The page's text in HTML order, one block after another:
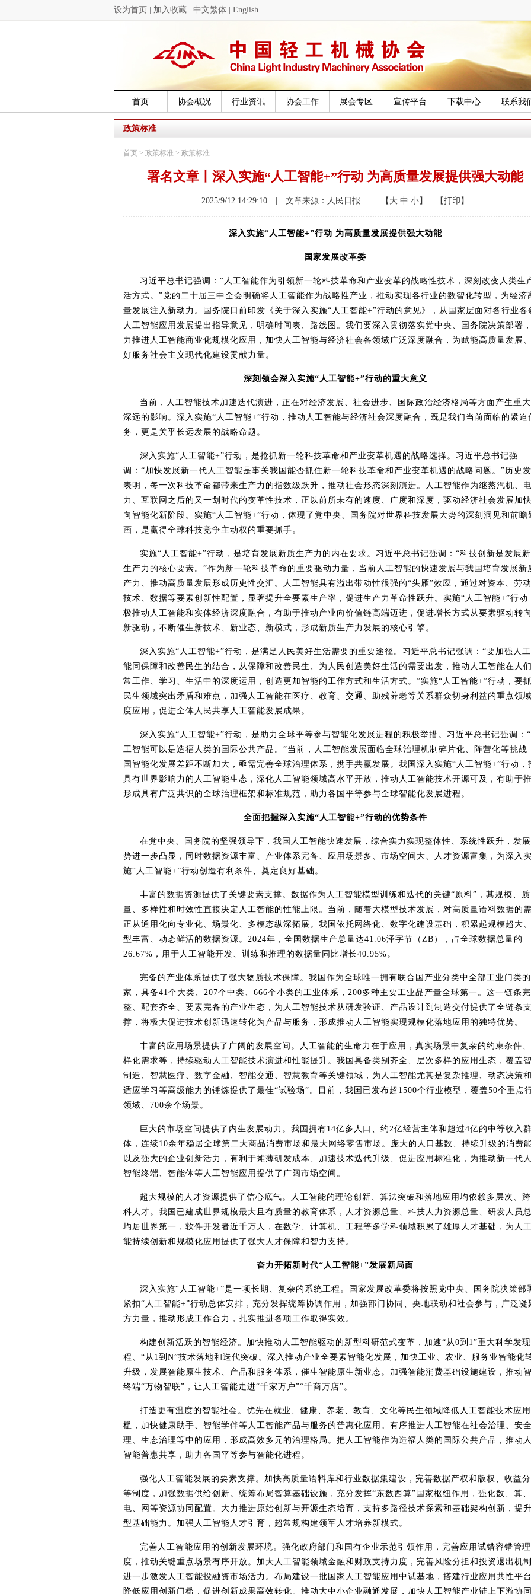
设为首页 加入收藏 中文繁体 English
首页 协会概况 行业资讯 协会工作 展会专区 宣传平台 下载中心 联系我
政策标准
首页 > 政策标准 > 政策标准
署名文章丨深入实施“人工智能+”行动 为高质量发展提供强大动能
2025/9/12 14:29:10 | 文章来源：人民日报 | 【大 中 小】 【打印】
深入实施“人工智能+”行动 为高质量发展提供强大动能
国家发展改革委
习近平总书记强调： “人工智能作为引领新一轮科技革命和产业变革的战略性技术，深刻改变人类生
活方式。”党的二十届三中全会明确将人工智能作为战略性产业，推动实现各行业的数智化转型，为经济
量发展注入新动力。国务院日前印发《关于深入实施“人工智能+”行动的意见》，从国家层面对各行业各
人工智能应用发展提出指导意见，明确时间表、路线图。我们要深入贯彻落实党中央、国务院决策部署
力推进人工智能商业化规模化应用，加快人工智能与经济社会各领域广泛深度融合，为赋能高质量发展
好服务社会主义现代化建设贡献力量。
深刻领会深入实施“人工智能+”行动的重大意义
当前，人工智能技术加速迭代演进，正在对经济发展、社会进步、国际政治经济格局等方面产生重大
深远的影响。深入实施“人工智能+”行动，推动人工智能与经济社会深度融合，既是我们当前面临的紧迫
务，更是关乎长远发展的战略命题。
深入实施“人工智能+”行动，是抢抓新一轮科技革命和产业变革机遇的战略选择。习近平总书记强
调：“加快发展新一代人工智能是事关我国能否抓住新一轮科技革命和产业变革机遇的战略问题。”历史
表明，每一次科技革命都带来生产力的指数级跃升，推动社会形态深刻演进。人工智能作为继蒸汽机、电
力、互联网之后的又一划时代的变革性技术，正以前所未有的速度、广度和深度，驱动经济社会发展加
向智能化新阶段。实施“人工智能+”行动，体现了党中央、国务院对世界科技发展大势的深刻洞见和前瞻
画，是赢得全球科技竞争主动权的重要抓手。
实施“人工智能+”行动，是培育发展新质生产力的内在要求。习近平总书记强调：“科技创新是发展
生产力的核心要素。”作为新一轮科技革命的重要驱动力量，当前人工智能的快速发展与我国培育发展新
产力、推动高质量发展形成历史性交汇。人工智能具有溢出带动性很强的“头雁”效应，通过对资本、劳动
技术、数据等要素创新性配置，显著提升全要素生产率，促进生产力革命性跃升。实施“人工智能+”行动
极推动人工智能和实体经济深度融合，有助于推动产业向价值链高端迈进，促进增长方式从要素驱动转
新驱动，不断催生新技术、新业态、新模式，形成新质生产力发展的核心引擎。
深入实施“人工智能+”行动，是满足人民美好生活需要的重要途径。习近平总书记强调：“要加强人
能同保障和改善民生的结合，从保障和改善民生、为人民创造美好生活的需要出发，推动人工智能在人
常工作、学习、生活中的深度运用，创造更加智能的工作方式和生活方式。”实施“人工智能+”行动，要
民生领域突出矛盾和难点，加强人工智能在医疗、教育、交通、助残养老等关系群众切身利益的重点领
度应用，促进全体人民共享人工智能发展成果。
深入实施“人工智能+”行动，是助力全球平等参与智能化发展进程的积极举措。习近平总书记强调：“
工智能可以是造福人类的国际公共产品。”当前，人工智能发展面临全球治理机制碎片化、阵营化等挑战
国智能化发展差距不断加大，亟需完善全球治理体系，携手共赢发展。我国深入实施“人工智能+”行动，
具有世界影响力的人工智能生态，深化人工智能领域高水平开放，推动人工智能技术开源可及，有助于
形成具有广泛共识的全球治理框架和标准规范，助力各国平等参与全球智能化发展进程。
全面把握深入实施“人工智能+”行动的优势条件
在党中央、国务院的坚强领导下，我国人工智能快速发展，综合实力实现整体性、系统性跃升，发
势进一步凸显，同时数据资源丰富、产业体系完备、应用场景多、市场空间大、人才资源富集，为深入实
施“人工智能+”行动创造有利条件、奠定良好基础。
丰富的数据资源提供了关键要素支撑。数据作为人工智能模型训练和迭代的关键“原料”，其规模、质
量、多样性和时效性直接决定人工智能的性能上限。当前，随着大模型技术发展，对高质量语料数据的
正从通用化向专业化、场景化、多模态纵深拓展。我国依托网络化、数字化建设基础，积累起规模超大
型丰富、动态鲜活的数据资源。 2024年，全国数据生产总量达41.06泽字节（ ZB ），占全球数据总量的
26.67% ，用于人工智能开发、训练和推理的数据量同比增长40.95%。
完备的产业体系提供了强大物质技术保障。我国作为全球唯一拥有联合国产业分类中全部工业门类的
家，具备41个大类、 207个中类、 666个小类的工业体系， 200多种主要工业品产量全球第一。这一链条完
整、配套齐全、要素完备的产业生态，为人工智能技术从研发验证、产品设计到制造交付提供了全链条支
撑，将极大促进技术创新迅速转化为产品与服务，形成推动人工智能实现规模化落地应用的独特优势。
丰富的应用场景提供了广阔的发展空间。人工智能的生命力在于应用，真实场景中复杂的约束条件
样化需求等，持续驱动人工智能技术演进和性能提升。我国具备类别齐全、层次多样的应用生态，覆盖
制造、智慧医疗、数字金融、智能交通、智慧教育等关键领域，为人工智能尤其是复杂推理、动态决策
适应学习等高级能力的锤炼提供了最佳“试验场”。目前，我国已发布超 1500个行业模型，覆盖50个重点
领域、 700余个场景。
巨大的市场空间提供了内生发展动力。我国拥有14亿多人口、约2亿经营主体和超过4亿的中等收入群
体，连续10余年稳居全球第二大商品消费市场和最大网络零售市场。庞大的人口基数、持续升级的消费
以及强大的企业创新活力，有利于摊薄研发成本、加速技术迭代升级、促进应用标准化，为推动新一代
智能终端、智能体等人工智能应用提供了广阔市场空间。
超大规模的人才资源提供了信心底气。人工智能的理论创新、算法突破和落地应用均依赖多层次、
科人才。我国已建成世界规模最大且有质量的教育体系，人才资源总量、科技人力资源总量、研发人员
均居世界第一，软件开发者近千万人，在数学、计算机、工程等多学科领域积累了雄厚人才基础，为人
能持续创新和规模化应用提供了强大人才保障和智力支持。
奋力开拓新时代“人工智能+”发展新局面
深入实施“人工智能+”是一项长期、复杂的系统工程。国家发展改革委将按照党中央、国务院决策部
紧扣“人工智能+”行动总体安排，充分发挥统筹协调作用，加强部门协同、央地联动和社会参与，广泛凝
方力量，推动形成工作合力，扎实推进各项工作取得实效。
构建创新活跃的智能经济。加快推动人工智能驱动的新型科研范式变革，加速“从0到 1”重大科学发
程、“从 1到 N”技术落地和迭代突破。深入推动产业全要素智能化发展，加快工业、农业、服务业智能化
升级，发展智能原生技术、产品和服务体系，催生智能原生新业态。加强智能消费基础设施建设，推动
终端“万物智联”，让人工智能走进“千家万户”“千商万店”。
打造更有温度的智能社会。优先在就业、健康、养老、教育、文化等民生领域降低人工智能技术应用
槛，加快健康助手、智能学伴等人工智能产品与服务的普惠化应用。有序推进人工智能在社会治理、安
理、生态治理等中的应用，形成高效多元的治理格局。把人工智能作为造福人类的国际公共产品，推动
智能普惠共享，助力各国平等参与智能化进程。
强化人工智能发展的要素支撑。加快高质量语料库和行业数据集建设，完善数据产权和版权、收益
等制度，加强数据供给创新。统筹布局智算基础设施，充分发挥“东数西算”国家枢纽作用，强化数、算、
电、网等资源协同配置。大力推进原始创新与开源生态培育，支持多路径技术探索和基础架构创新，提
型基础能力。加强人工智能人才引育，超常规构建领军人才培养新模式。
完善人工智能应用的创新发展环境。强化政府部门和国有企业示范引领作用，完善应用试错容错管理
度，推动关键重点场景有序开放。加大人工智能领域金融和财政支持力度，完善风险分担和投资退出机制
进一步激发人工智能投融资市场活力。布局建设一批国家人工智能应用中试基地，搭建行业应用共性平台
降低应用创新门槛，促进创新成果高效转化。推动大中小企业融通发展，加快人工智能产业链上下游协